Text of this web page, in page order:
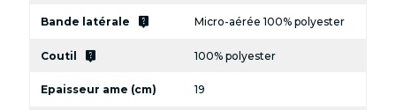
Bande latérale live_help Micro-aérée 100% polyester
Coutil live_help 100% polyester
Epaisseur ame (cm) 19